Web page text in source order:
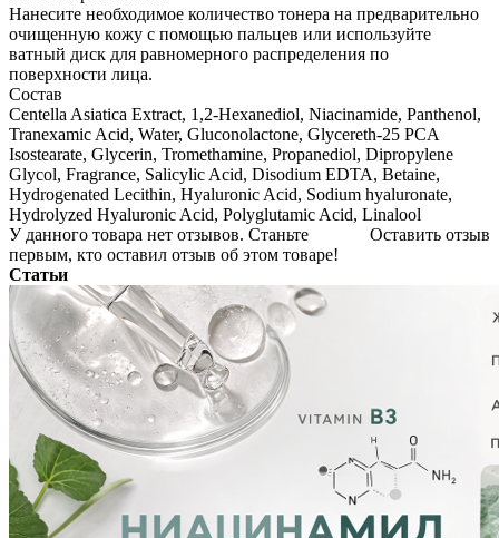
Нанесите необходимое количество тонера на предварительно
очищенную кожу с помощью пальцев или используйте
ватный диск для равномерного распределения по
поверхности лица.
Состав
Centella Asiatica Extract, 1,2-Hexanediol, Niacinamide, Panthenol,
Tranexamic Acid, Water, Gluconolactone, Glycereth-25 PCA
Isostearate, Glycerin, Tromethamine, Propanediol, Dipropylene
Glycol, Fragrance, Salicylic Acid, Disodium EDTA, Betaine,
Hydrogenated Lecithin, Hyaluronic Acid, Sodium hyaluronate,
Hydrolyzed Hyaluronic Acid, Polyglutamic Acid, Linalool
Оставить отзыв
У данного товара нет отзывов. Станьте
первым, кто оставил отзыв об этом товаре!
Статьи